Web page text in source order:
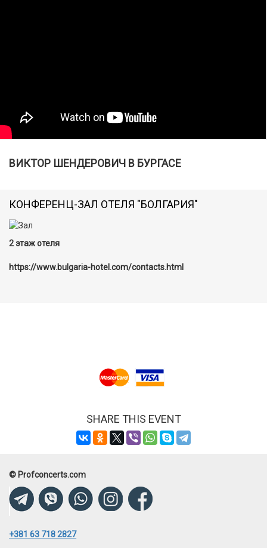
ВИКТОР ШЕНДЕРОВИЧ В БУРГАСЕ
КОНФЕРЕНЦ-ЗАЛ ОТЕЛЯ "БОЛГАРИЯ"
2 этаж отеля
https://www.bulgaria-hotel.com/contacts.html
SHARE THIS EVENT
© Profconcerts.com
+381 63 718 2827